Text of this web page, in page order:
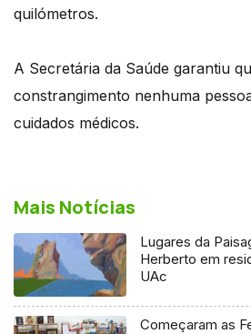
quilómetros.
A Secretária da Saúde garantiu
constrangimento nenhuma
cuidados médicos.
Mais Notícias
Lugares da
Herberto em
UAc
Começaram as